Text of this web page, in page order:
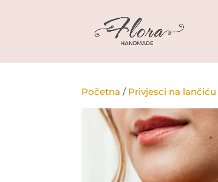
Početna / Privjesci na lančiću